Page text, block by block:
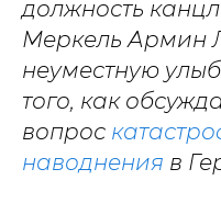
должность
Меркель Армин
неуместную
того, как
вопрос
наводнения в